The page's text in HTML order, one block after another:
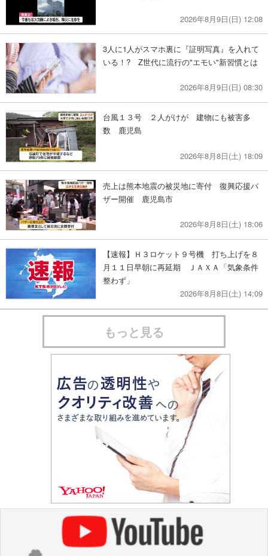
2026年8月9日(日) 12:08
3人に1人がスマホ裏に『証明写真』を入れて
いる！? Z世代に流行の"エモい"新習慣とは
2026年8月9日(日) 08:30
台風１３号 ２人がけが 建物にも被害多
数 鹿児島
2026年8月8日(土) 18:09
売上は熊本地震の被災地に寄付 復興応援バ
ザー開催 鹿児島市
2026年8月8日(土) 18:06
【速報】Ｈ３ロケット９号機 打ち上げを８
月１１日早朝に再延期 ＪＡＸＡ「気象条件
整わず」
2026年8月8日(土) 14:09
もっと見る